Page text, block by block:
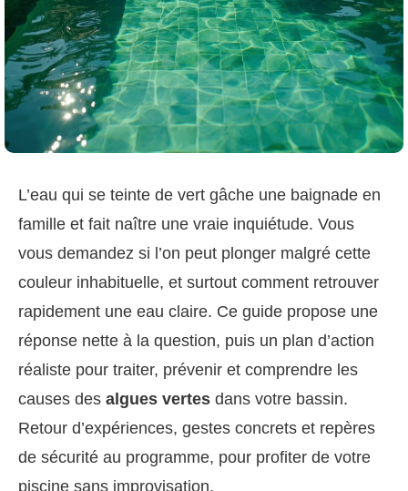
L’eau qui se teinte de vert gâche une baignade en
famille et fait naître une vraie inquiétude. Vous
vous demandez si l’on peut plonger malgré cette
couleur inhabituelle, et surtout comment retrouver
rapidement une eau claire. Ce guide propose une
réponse nette à la question, puis un plan d’action
réaliste pour traiter, prévenir et comprendre les
causes des algues vertes dans votre bassin.
Retour d’expériences, gestes concrets et repères
de sécurité au programme, pour profiter de votre
piscine sans improvisation.